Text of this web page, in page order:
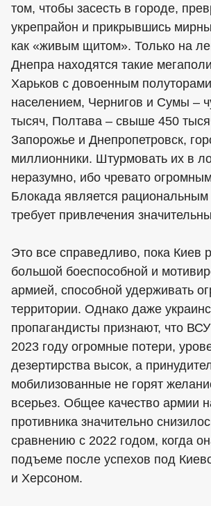
том, чтобы засесть в городе,
укрепрайон и прикрывшись
как «живым щитом». Только на
Днепра находятся такие
Харьков с довоенным
населением, Чернигов и Сумы –
тысяч, Полтава – свыше 450
Запорожье и Днепропетровск,
миллионники. Штурмовать их в
неразумно, ибо чревато
Блокада является
требует привлечения
Это все справедливо, пока Киев
большой боеспособной и
армией, способной удерживать
территории. Однако даже
пропагандисты признают, что
2023 году огромные потери,
дезертирства высок, а
мобилизованные не горят
всерьез. Общее качество армии
противника значительно
сравнению с 2022 годом, когда
подъеме после успехов под
и Херсоном.